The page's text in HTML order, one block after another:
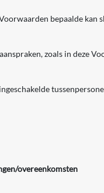
bepaalde
zoals in deze
overeenkomsten